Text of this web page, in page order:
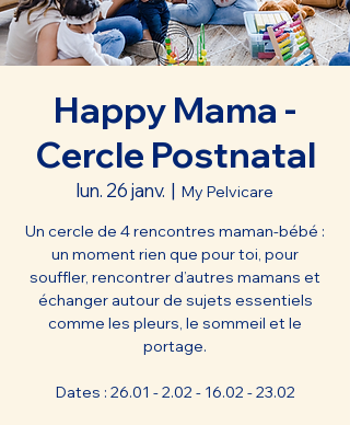
Happy Mama -
Cercle Postnatal
lun. 26 janv.
  |
My Pelvicare
Un cercle de 4 rencontres maman-bébé :
un moment rien que pour toi, pour
souffler, rencontrer d’autres mamans et
échanger autour de sujets essentiels
comme les pleurs, le sommeil et le
portage.
Dates : 26.01 - 2.02 - 16.02 - 23.02